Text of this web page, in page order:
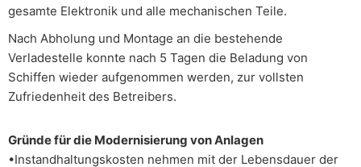
gesamte Elektronik und alle mechanischen Teile.
Nach Abholung und Montage an die bestehende
Verladestelle konnte nach 5 Tagen die Beladung von
Schiffen wieder aufgenommen werden, zur vollsten
Zufriedenheit des Betreibers.
Gründe für die Modernisierung von Anlagen
•Instandhaltungskosten nehmen mit der Lebensdauer der